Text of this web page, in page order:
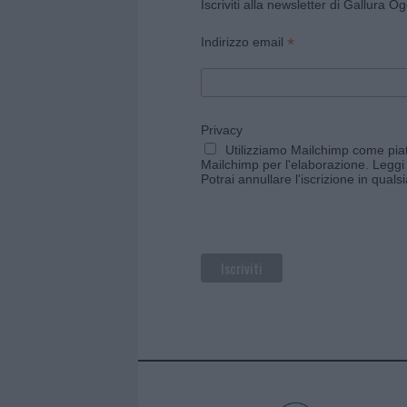
Iscriviti alla newsletter di Gallura
Indirizzo email *
Privacy
Utilizziamo Mailchimp come
Mailchimp per l'elaborazione.
Potrai annullare l'iscrizione in